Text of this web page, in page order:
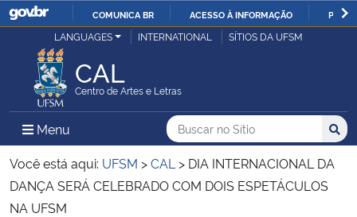
IR
COMUNICA BR ACESSO À INFORMAÇÃO
Ministério da Justiça e Segurança Pública
Ministério da Defesa
Ministério das Relações Exteriores
Ministério da Economia
LANGUAGES INTERNATIONAL SÍTIOS DA UFSM
CAL
Centro de Artes e Letras
Menu Menu Principal do Sítio
Busca
Buscar no no Sítio
Busca:
Você está aqui: UFSM >CAL > DIA INTERNACIONAL DA
DANÇA SERÁ CELEBRADO COM DOIS ESPETÁCULOS
NA UFSM